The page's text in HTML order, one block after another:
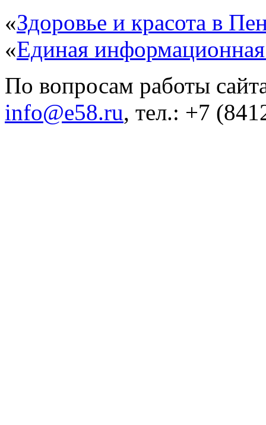
«Здоровье и красота в
«Единая
По вопросам работы
info@e58.ru, тел.: +7